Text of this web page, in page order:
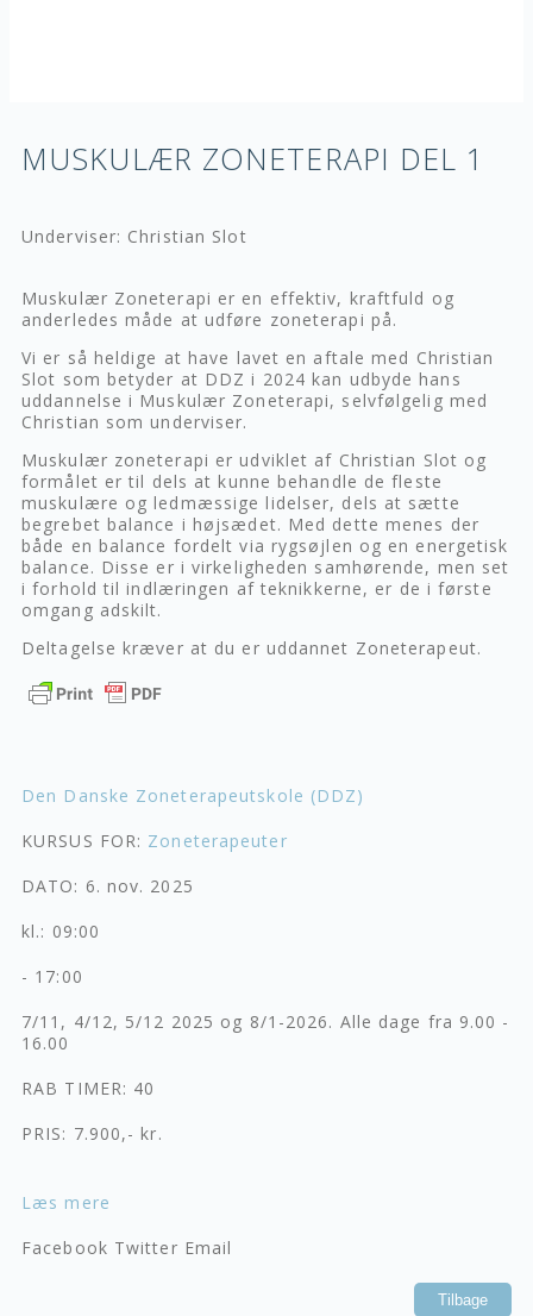
Den Danske Zoneterapeutskole (DDZ)
KURSUS FOR: Zoneterapeuter
DATO: 6. nov. 2025
kl.: 09:00
- 17:00
7/11, 4/12, 5/12 2025 og 8/1-2026. Alle dage fra 9.00 -
16.00
RAB TIMER: 40
PRIS: 7.900,- kr.
Læs mere
MUSKULÆR ZONETERAPI DEL 1
Underviser: Christian Slot
Muskulær Zoneterapi er en effektiv, kraftfuld og
anderledes måde at udføre zoneterapi på.
Vi er så heldige at have lavet en aftale med Christian
Slot som betyder at DDZ i 2024 kan udbyde hans
uddannelse i Muskulær Zoneterapi, selvfølgelig med
Christian som underviser.
Muskulær zoneterapi er udviklet af Christian Slot og
formålet er til dels at kunne behandle de fleste
muskulære og ledmæssige lidelser, dels at sætte
begrebet balance i højsædet. Med dette menes der
både en balance fordelt via rygsøjlen og en energetisk
balance. Disse er i virkeligheden samhørende, men set
i forhold til indlæringen af teknikkerne, er de i første
omgang adskilt.
Deltagelse kræver at du er uddannet Zoneterapeut.
Facebook Twitter Email
Tilbage